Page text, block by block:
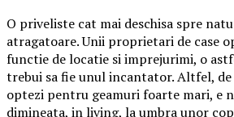
O priveliste cat mai deschisa spre
atragatoare. Unii proprietari de case
functie de locatie si imprejurimi, o
trebui sa fie unul incantator. Altfel,
optezi pentru geamuri foarte mari, e
dimineata, in living, la umbra unor